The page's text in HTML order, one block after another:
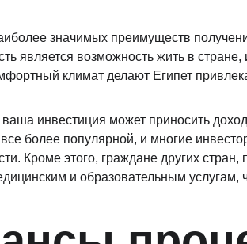
значимых преимуществ
является возможность жить в
климат делают Египет
ваша инвестиция может приносить
все более популярной, и многие
Кроме этого, граждане других
и образовательным услугам,